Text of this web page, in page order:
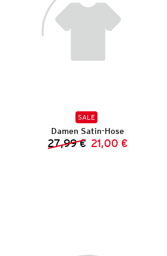
SALE
Damen Satin-Hose
Vorheriger Preis:
27,99 € Neuer Preis:
21,00 €